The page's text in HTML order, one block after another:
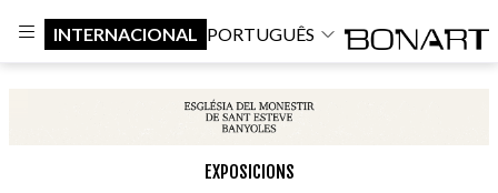
INTERNACIONAL PORTUGUÊS
EXPOSICIONS